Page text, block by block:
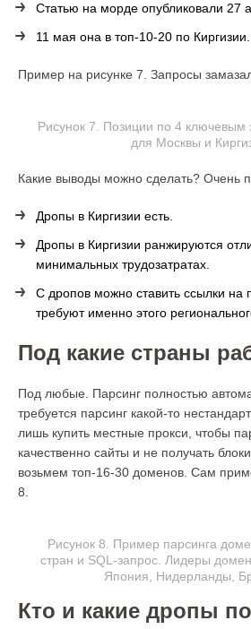
Статью на морде опубликовали 27
11 мая она в топ-10-20 по Киргизии.
Пример на рисунке 7. Запросы
Рисунок 7. Позиции по 4 ключевым
для Москвы и
Какие выводы можно сделать? Очень
Дропы в Киргизии есть.
Дропы в Киргизии ранжируются
минимальных трудозатратах.
С дропов можно ставить ссылки на
требуют именно этого
Под какие страны
Под любые. Парсинг полностью
требуется парсинг какой-то
лишь купить местные прокси, чтобы
качественно сайты и не получать
возьмем топ-16-30 доменов. Сам
8.
Рисунок 8. Пример парсинга
стран и SQL-запрос. Лидеры
Япония, Нидерланды,
Кто и какие дропы